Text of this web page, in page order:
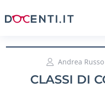
Andrea Russo
CLASSI DI